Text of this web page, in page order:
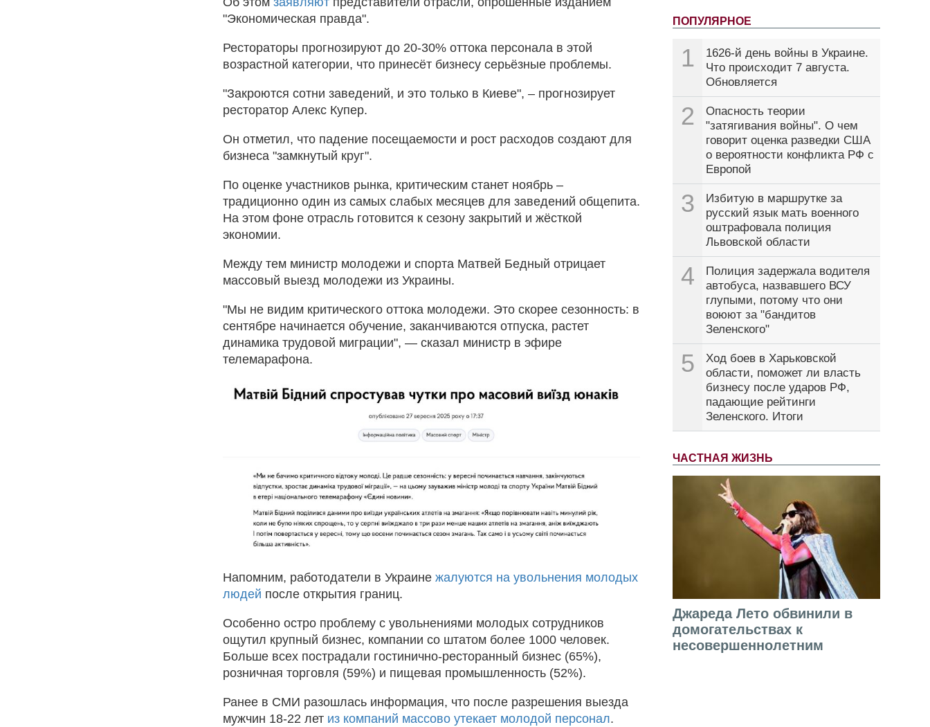
ПОПУЛЯРНОЕ
1
1626-й день войны в Украине.
Что происходит 7 августа.
Обновляется
2
Опасность теории
"затягивания войны". О чем
говорит оценка разведки США
о вероятности конфликта РФ с
Европой
3
Избитую в маршрутке за
русский язык мать военного
оштрафовала полиция
Львовской области
4
Полиция задержала водителя
автобуса, назвавшего ВСУ
глупыми, потому что они
воюют за "бандитов
Зеленского"
5
Ход боев в Харьковской
области, поможет ли власть
бизнесу после ударов РФ,
падающие рейтинги
Зеленского. Итоги
ЧАСТНАЯ ЖИЗНЬ
Джареда Лето обвинили в
домогательствах к
несовершеннолетним
"Экономическая правда".
Рестораторы прогнозируют до 20-30% оттока персонала в этой
возрастной категории, что принесёт бизнесу серьёзные проблемы.
"Закроются сотни заведений, и это только в Киеве", – прогнозирует
ресторатор Алекс Купер.
Он отметил, что падение посещаемости и рост расходов создают для
бизнеса "замкнутый круг".
По оценке участников рынка, критическим станет ноябрь –
традиционно один из самых слабых месяцев для заведений общепита.
На этом фоне отрасль готовится к сезону закрытий и жёсткой
экономии.
Между тем министр молодежи и спорта Матвей Бедный отрицает
массовый выезд молодежи из Украины.
"Мы не видим критического оттока молодежи. Это скорее сезонность: в
сентябре начинается обучение, заканчиваются отпуска, растет
динамика трудовой миграции", — сказал министр в эфире
телемарафона.
Напомним, работодатели в Украине жалуются на увольнения молодых
людей после открытия границ.
Особенно остро проблему с увольнениями молодых сотрудников
ощутил крупный бизнес, компании со штатом более 1000 человек.
Больше всех пострадали гостинично-ресторанный бизнес (65%),
розничная торговля (59%) и пищевая промышленность (52%).
Ранее в СМИ разошлась информация, что после разрешения выезда
мужчин 18-22 лет из компаний массово утекает молодой персонал.